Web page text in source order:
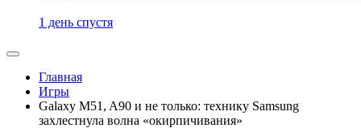
1 день спустя
Главная
Игры
Galaxy M51, A90 и не только: технику Samsung
захлестнула волна «окирпичивания»